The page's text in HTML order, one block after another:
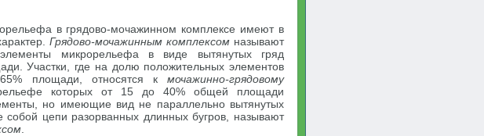
в грядово-мочажинном комплексе имеют в
Грядово-мочажинным комплексомназывают
микрорельефа в виде вытянутых гряд
Участки, где на долю положительных элементов
площади, относятся к мочажинно-грядовому
которых от 15 до 40% общей площади
но имеющие вид не параллельно вытянутых
собой цепи разорванных длинных бугров, называют